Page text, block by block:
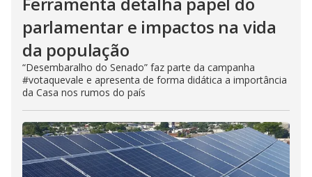
parlamentar e impactos na vida
da população
“Desembaralho do Senado” faz parte da campanha
#votaquevale e apresenta de forma didática a importância
da Casa nos rumos do país